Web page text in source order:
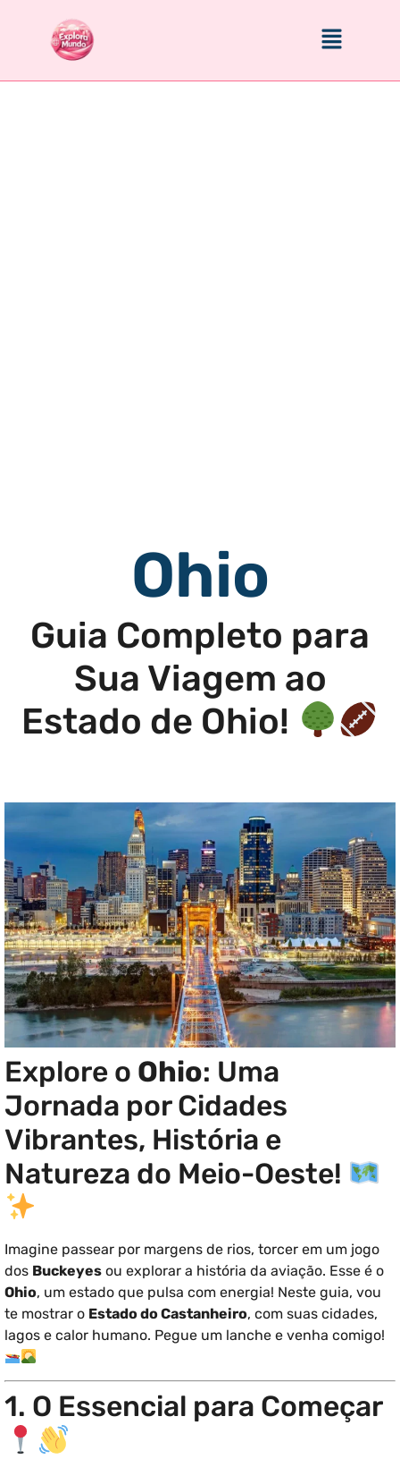
Ohio
Guia Completo para
Sua Viagem ao
Estado de Ohio!
Explore o Ohio: Uma
Jornada por Cidades
Vibrantes, História e
Natureza do Meio-Oeste!
Imagine passear por margens de rios, torcer em um jogo
dos Buckeyes ou explorar a história da aviação. Esse é o
Ohio, um estado que pulsa com energia! Neste guia, vou
te mostrar o Estado do Castanheiro, com suas cidades,
lagos e calor humano. Pegue um lanche e venha comigo!
1. O Essencial para Começar